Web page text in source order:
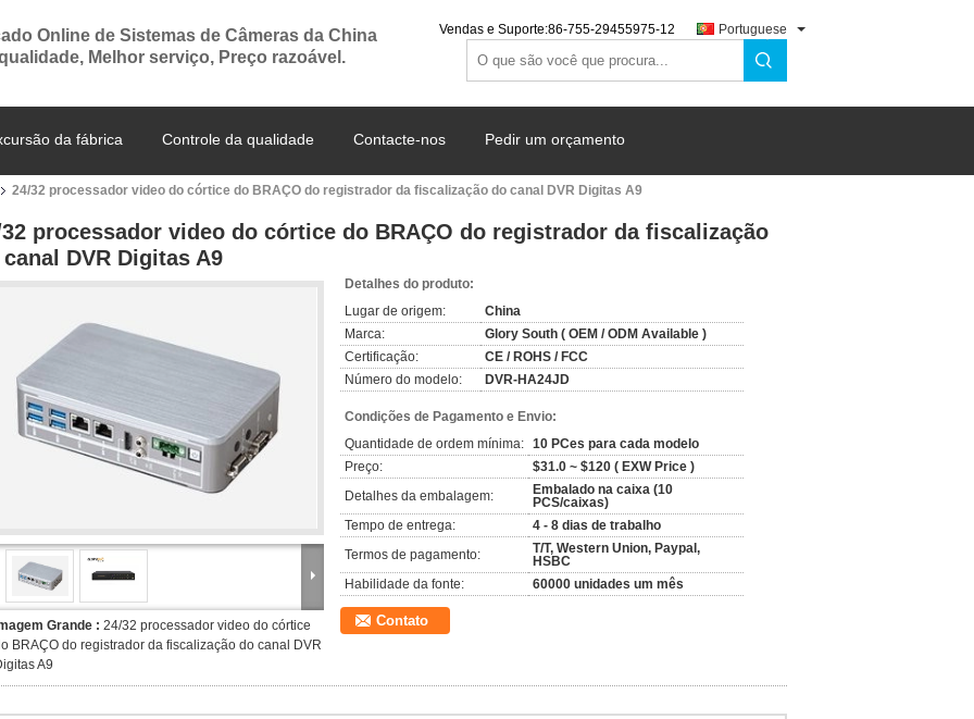
Online de Sistemas de Câmeras da China
Melhor serviço, Preço razoável.
Vendas e Suporte:86-755-29455975-12 Portuguese
da fábrica Controle da qualidade Contacte-nos Pedir um orçamento
24/32 processador video do córtice do BRAÇO do registrador da fiscalização do canal DVR Digitas A9
processador video do córtice do BRAÇO do registrador da fiscalização
DVR Digitas A9
Grande : 24/32 processador video do córtice
BRAÇO do registrador da fiscalização do canal DVR
A9
Detalhes do produto:
Lugar de origem:
China
Marca:
Glory South ( OEM / ODM Available )
Certificação:
CE / ROHS / FCC
Número do modelo:
DVR-HA24JD
Condições de Pagamento e Envio:
Quantidade de ordem mínima: 10 PCes para cada modelo
Preço:
$31.0 ~ $120 ( EXW Price )
Detalhes da embalagem:
Embalado na caixa (10
PCS/caixas)
Tempo de entrega:
4 - 8 dias de trabalho
Termos de pagamento:
T/T, Western Union, Paypal,
HSBC
Habilidade da fonte:
60000 unidades um mês
Contato